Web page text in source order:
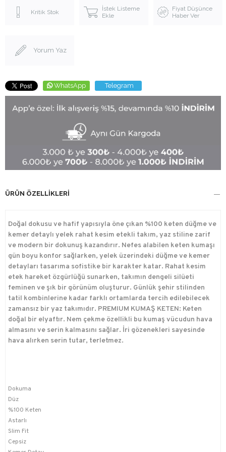
Kritik Stok
İstek Listeme
Ekle
Fiyat Düşünce
Haber Ver
Yorum Yaz
WhatsApp Telegram
ÜRÜN ÖZELLIKLERI
Doğal dokusu ve hafif yapısıyla öne çıkan %100 keten düğme ve
kemer detaylı yelek rahat kesim etekli takım, yaz stiline zarif
ve modern bir dokunuş kazandırır. Nefes alabilen keten kumaşı
gün boyu konfor sağlarken, yelek üzerindeki düğme ve kemer
detayları tasarıma sofistike bir karakter katar. Rahat kesim
etek hareket özgürlüğü sunarken, takımın dengeli silüeti
feminen ve şık bir görünüm oluşturur. Günlük şehir stilinden
tatil kombinlerine kadar farklı ortamlarda tercih edilebilecek
zamansız bir yaz takımıdır. PREMIUM KUMAŞ KETEN: Keten
doğal bir elyaftır. Nem çekme özellikli bu kumaş vücudun hava
almasını ve serin kalmasını sağlar. İri gözenekleri sayesinde
hava alırken serin tutar, terletmez.
Dokuma
Düz
%100 Keten
Astarlı
Slim Fit
Cepsiz